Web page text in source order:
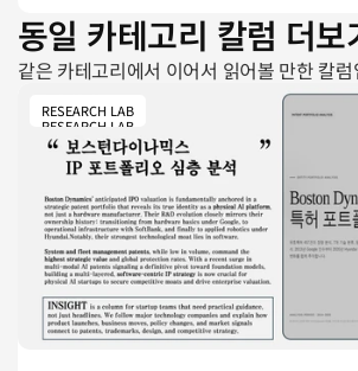
원이라면 함께 보아야 할 미국 §101도
습니다.
동일 카테고리 칼럼 더보
같은 카테고리에서 이어서 읽어볼 만한 칼
RESEARCH LAB
RESEARCH LAB